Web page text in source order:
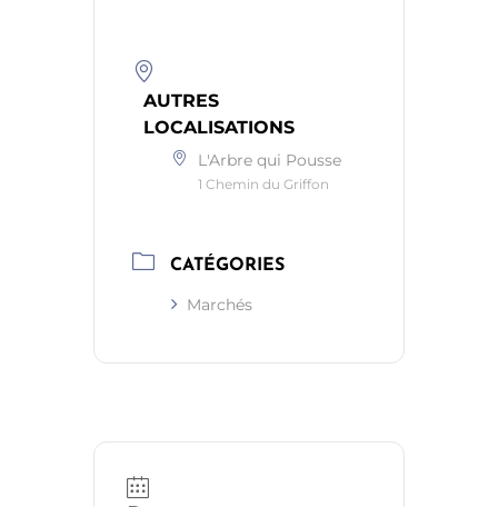
AUTRES
LOCALISATIONS
L'Arbre qui Pousse
1 Chemin du Griffon
CATÉGORIES
Marchés